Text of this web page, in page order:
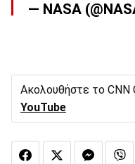
— NASA
Ακολουθήστε το CNN
YouTube